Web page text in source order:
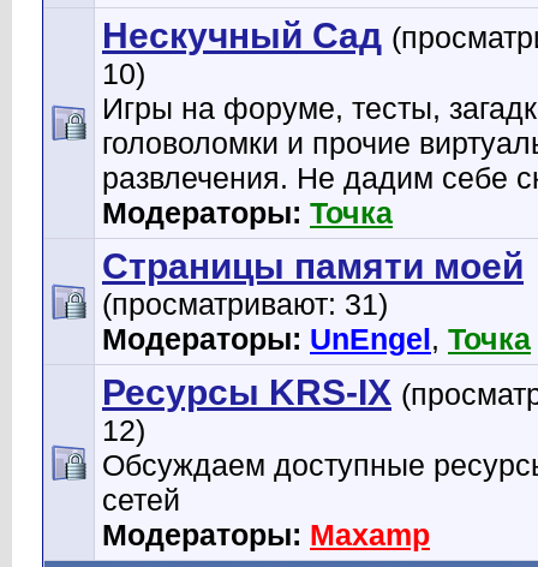
Нескучный Сад
10)
Игры на форуме, тесты,
головоломки и прочие
развлечения. Не дадим себе
Модераторы: Точка
Страницы памяти моей
(просматривают: 31)
Модераторы: UnEngel, Точка
Ресурсы KRS-IX
12)
Обсуждаем доступные
сетей
Модераторы: Maxamp